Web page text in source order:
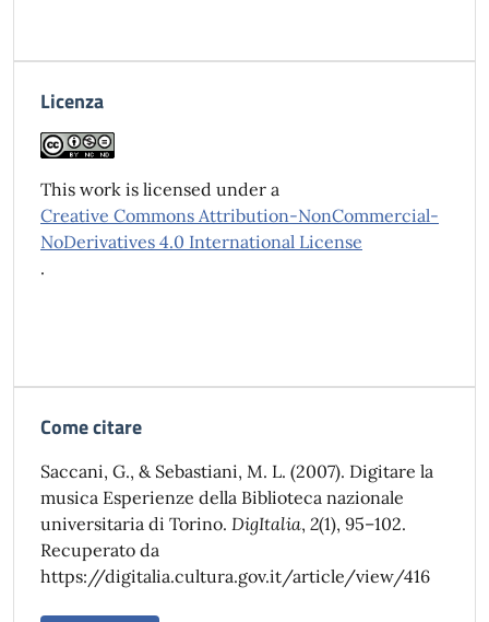
Licenza
This work is licensed under a
Creative Commons Attribution-NonCommercial-
NoDerivatives 4.0 International License
.
Come citare
Saccani, G., & Sebastiani, M. L. (2007). Digitare la
musica Esperienze della Biblioteca nazionale
universitaria di Torino. DigItalia, 2(1), 95–102.
Recuperato da
https://digitalia.cultura.gov.it/article/view/416